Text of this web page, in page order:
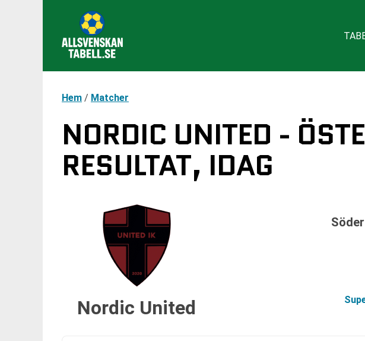
Hem / Matcher
NORDIC UNITED -
RESULTAT, IDAG
Nordic United